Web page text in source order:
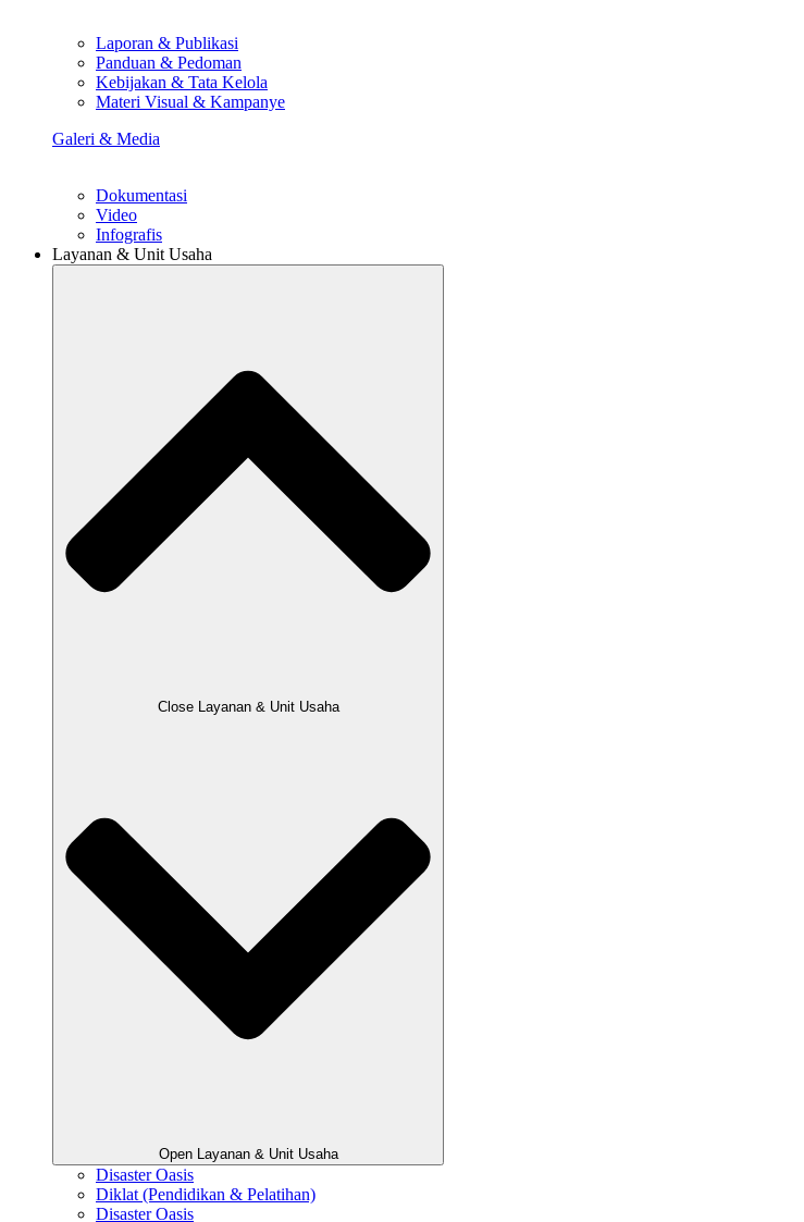
Laporan & Publikasi
Panduan & Pedoman
Kebijakan & Tata Kelola
Materi Visual & Kampanye
Galeri & Media
Dokumentasi
Video
Infografis
Layanan & Unit Usaha
Close Layanan & Unit Usaha
Open Layanan & Unit Usaha
Disaster Oasis
Diklat (Pendidikan & Pelatihan)
Disaster Oasis